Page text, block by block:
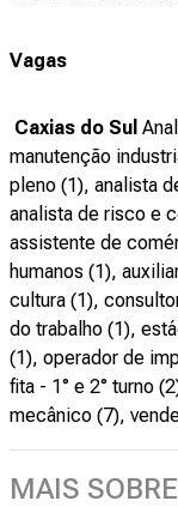
Vagas
Caxias do Sul
manutenção
pleno (1), analista
analista de risco e
assistente de
humanos (1),
cultura (1),
do trabalho (1),
(1), operador de
fita - 1° e 2° turno
mecânico (7),
MAIS SOBRE